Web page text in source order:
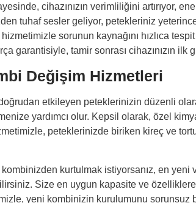
cihazınızın verimliliğini artırıyor,
tuhaf sesler geliyor, petekleriniz yeterince
sorunun kaynağını hızlıca tespit
garantisiyle, tamir sonrası cihazınızın ilk
Değişim Hizmetleri
etkileyen peteklerinizin düzenli
yardımcı olur. Kepsil olarak, özel
peteklerinizde biriken kireç ve
kurtulmak istiyorsanız, en
Size en uygun kapasite ve
yeni kombinizin kurulumunu sorunsuz